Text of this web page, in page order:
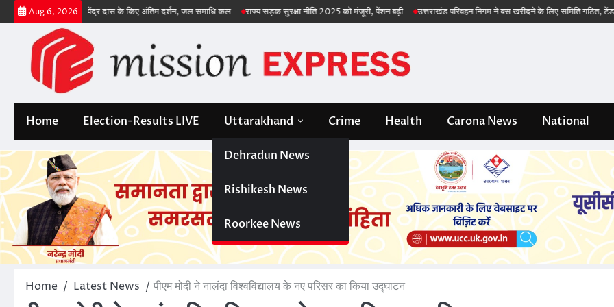
Skip
to
content
Aug 6, 2026
संतों ने आचार्य सत्येंद्र दास के किए अंतिम दर्शन, जल समाधि कल राज्य सड़क सुरक्षा नीति 2025 को मंजूरी, पेंशन बढ़ी उत्तराखंड परिवहन निगम ने बस खरीदने के लिए समिति गठित, टेंडर भी जल्द
Home Election-Results LIVE Uttarakhand
Dehradun News
Rishikesh News
Roorkee News
Crime Health Carona News National
Home Latest News पीएम मोदी ने नालंदा विश्वविद्यालय के नए परिसर का किया उद्घाटन